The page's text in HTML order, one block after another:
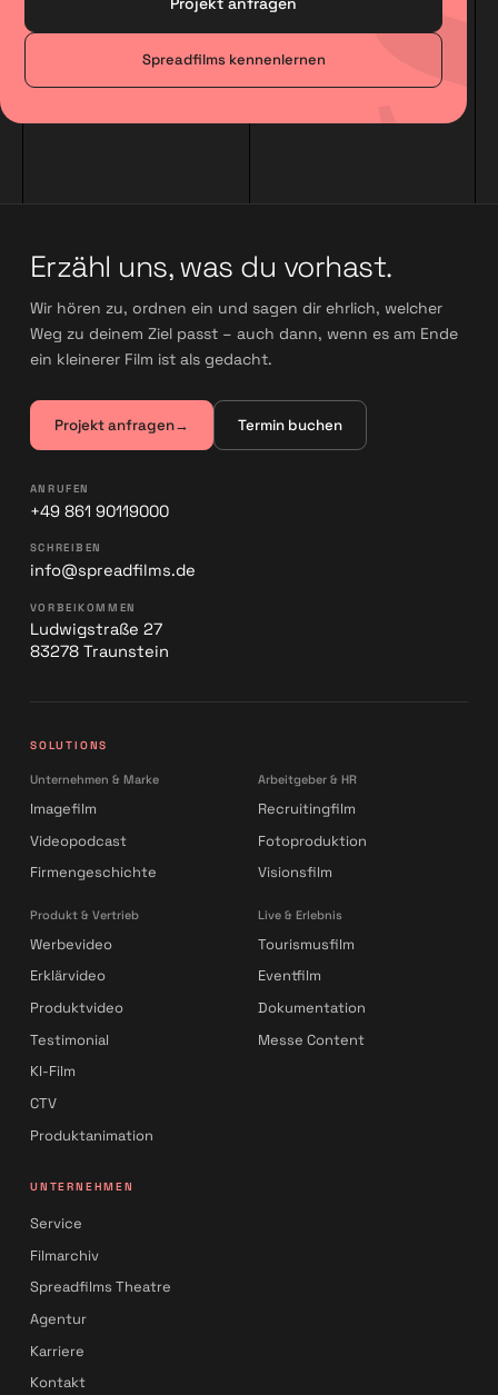
Spreadfilms kennenlernen
Erzähl uns, was du vorhast.
Wir hören zu, ordnen ein und sagen dir ehrlich, welcher
Weg zu deinem Ziel passt – auch dann, wenn es am Ende
ein kleinerer Film ist als gedacht.
Projekt anfragen→ Termin buchen
ANRUFEN
+49 861 90119000
SCHREIBEN
info@spreadfilms.de
VORBEIKOMMEN
Ludwigstraße 27
83278 Traunstein
SOLUTIONS
Unternehmen & Marke
Imagefilm
Videopodcast
Firmengeschichte
Produkt & Vertrieb
Werbevideo
Erklärvideo
Produktvideo
Testimonial
KI-Film
CTV
Produktanimation
Arbeitgeber & HR
Recruitingfilm
Fotoproduktion
Visionsfilm
Live & Erlebnis
Tourismusfilm
Eventfilm
Dokumentation
Messe Content
UNTERNEHMEN
Service
Filmarchiv
Spreadfilms Theatre
Agentur
Karriere
Kontakt